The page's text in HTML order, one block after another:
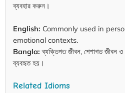
ব্যবহার করুন।
English: Commonly used in
emotional contexts.
Bangla: ব্যক্তিগত জীবন, পেশাগত জীবন
ব্যবহৃত হয়।
Related Idioms